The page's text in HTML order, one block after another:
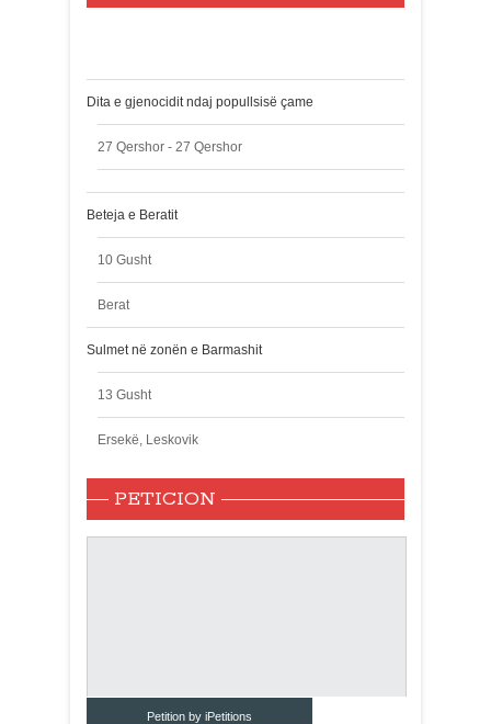
Dita e gjenocidit ndaj popullsisë çame
27 Qershor - 27 Qershor
Beteja e Beratit
10 Gusht
Berat
Sulmet në zonën e Barmashit
13 Gusht
Ersekë, Leskovik
PETICION
Petition by iPetitions